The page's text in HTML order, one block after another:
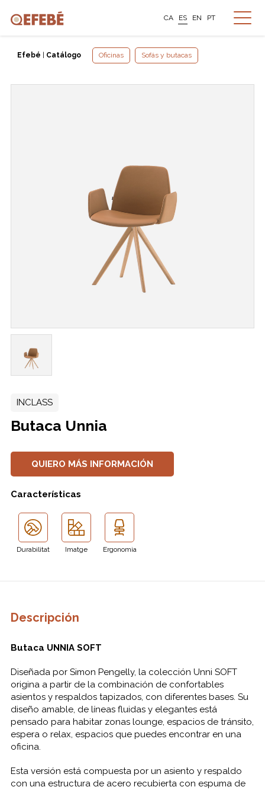
CA ES EN PT
Efebé Catálogo Oficinas Sofás y butacas
INCLASS
Butaca Unnia
QUIERO MÁS INFORMACIÓN
Características
Durabilitat Imatge Ergonomia
Descripción
Butaca UNNIA SOFT
Diseñada por Simon Pengelly, la colección Unni SOFT
origina a partir de la combinación de confortables
asientos y respaldos tapizados, con diferentes bases. Su
diseño amable, de líneas fluidas y elegantes está
pensado para habitar zonas lounge, espacios de tránsito,
espera o relax, espacios que puedes encontrar en una
oficina.
Esta versión está compuesta por un asiento y respaldo
con una estructura de acero recubierta con espuma de